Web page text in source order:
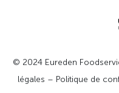
© 2024 Eureden
légales – Politique de